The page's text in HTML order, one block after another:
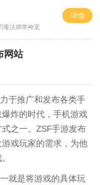
毒法师带神宠
详情
网站
于推广和发布各类手
炸的时代，手机游戏
之一。ZSF手游发布
戏玩家的需求，为他
就是将游戏的具体玩